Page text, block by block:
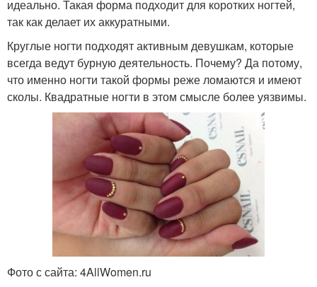
идеально. Такая форма подходит для коротких ногтей,
так как делает их аккуратными.
Круглые ногти подходят активным девушкам, которые
всегда ведут бурную деятельность. Почему? Да потому,
что именно ногти такой формы реже ломаются и имеют
сколы. Квадратные ногти в этом смысле более уязвимы.
Фото с сайта: 4AllWomen.ru